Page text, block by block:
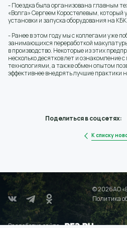
- Поездка была организована главным
«Волга» Сергеем Коростелевым, который
установки и запуска оборудования на
- Ранее в этом году мы с коллегами уже
занимающихся переработкой
в производство. Некоторые из этих
несколько десятков лет и
технологиями, а также обмен опытом
эффективнее внедрять лучшие практики
К списку
Поделиться в соцсетях:
© 2026АО
Политика
Разработка сайта